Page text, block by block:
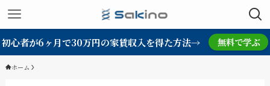
初心者が6ヶ月で30万円の家賃収入を得た方法→ 無料で学ぶ
ホーム